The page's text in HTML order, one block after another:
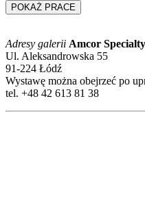
POKAŻ PRACE
Adresy galerii Amcor
Ul. Aleksandrowska 55
91-224 Łódź
Wystawę można obejrzeć po
tel. +48 42 613 81 38